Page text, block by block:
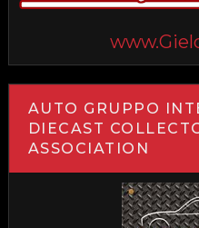
AUTO GRUPPO
DIECAST
ASSOCIATION